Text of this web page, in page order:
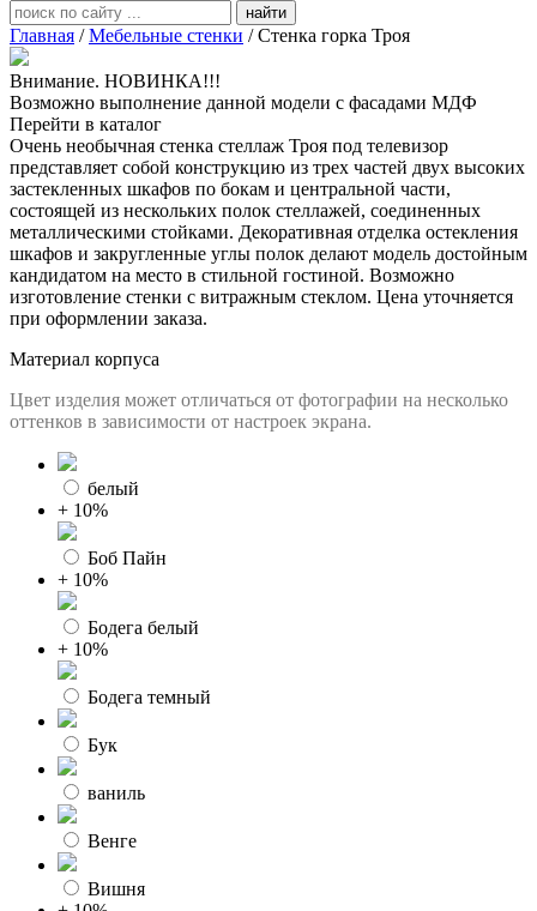
найти
Главная /Мебельные стенки /Стенка горка Троя
Внимание. НОВИНКА!!!
Возможно выполнение данной модели с фасадами МДФ
Перейти в каталог
Очень необычная стенка стеллаж Троя под телевизор
представляет собой конструкцию из трех частей двух высоких
застекленных шкафов по бокам и центральной части,
состоящей из нескольких полок стеллажей, соединенных
металлическими стойками. Декоративная отделка остекления
шкафов и закругленные углы полок делают модель достойным
кандидатом на место в стильной гостиной. Возможно
изготовление стенки с витражным стеклом. Цена уточняется
при оформлении заказа.
Материал корпуса
Цвет изделия может отличаться от фотографии на несколько
оттенков в зависимости от настроек экрана.
белый
+ 10%
Боб Пайн
+ 10%
Бодега белый
+ 10%
Бодега темный
Бук
ваниль
Венге
Вишня